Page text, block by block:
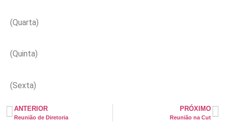
(Quarta)
(Quinta)
(Sexta)
ANTERIOR
Reunião de Diretoria
PRÓXIMO
Reunião na Cut